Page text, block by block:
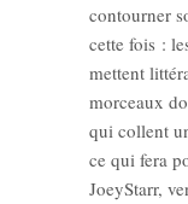
contourner
cette fois :
mettent
morceaux
qui collent
ce qui fera
JoeyStarr,